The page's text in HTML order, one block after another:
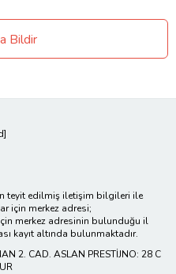
Bildir
teyit edilmiş iletişim bilgileri ile
için merkez adresi;
merkez adresinin bulunduğu il
kayıt altında bulunmaktadır.
2. CAD. ASLAN PRESTİJNO: 28 C